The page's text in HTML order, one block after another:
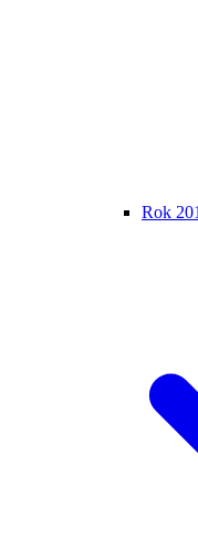
Rok